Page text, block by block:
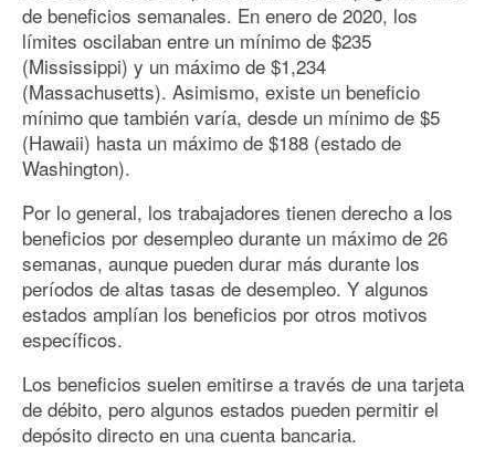
de beneficios semanales. En enero de 2020, los
límites oscilaban entre un mínimo de $235
(Mississippi) y un máximo de $1,234
(Massachusetts). Asimismo, existe un beneficio
mínimo que también varía, desde un mínimo de $5
(Hawaii) hasta un máximo de $188 (estado de
Washington).
Por lo general, los trabajadores tienen derecho a los
beneficios por desempleo durante un máximo de 26
semanas, aunque pueden durar más durante los
períodos de altas tasas de desempleo. Y algunos
estados amplían los beneficios por otros motivos
específicos.
Los beneficios suelen emitirse a través de una tarjeta
de débito, pero algunos estados pueden permitir el
depósito directo en una cuenta bancaria.